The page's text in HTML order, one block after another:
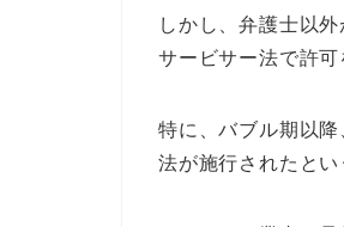
しかし、弁護士以
サービサー法で許
特に、バブル期以
法が施行されたとい